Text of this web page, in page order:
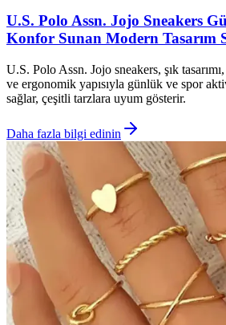
U.S. Polo Assn. Jojo Sneakers
Konfor Sunan Modern Tasarım
U.S. Polo Assn. Jojo sneakers, şık
ve ergonomik yapısıyla günlük ve spor
sağlar, çeşitli tarzlara uyum gösterir.
Daha fazla bilgi edinin